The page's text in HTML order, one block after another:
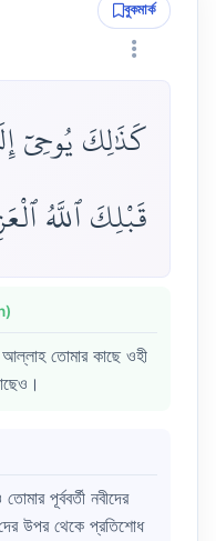
বুকমার্ক
كَذَٰلِكَ يُوحِىٓ
قَبْلِكَ ٱللَّهُ
আল্লাহ তোমার কাছে ওহী
পূর্ববর্তী নবীদের
উপর থেকে প্রতিশোধ